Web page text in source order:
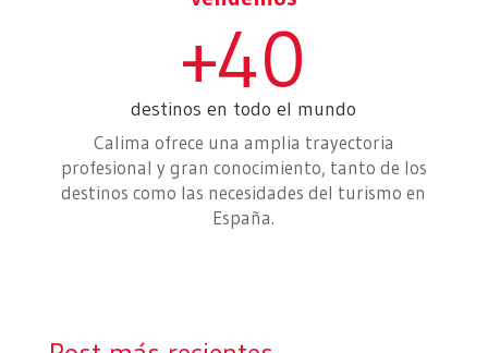
+40
destinos en todo el mundo
Calima ofrece una amplia trayectoria
profesional y gran conocimiento, tanto de los
destinos como las necesidades del turismo en
España.